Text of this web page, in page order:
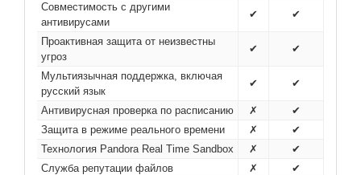
Совместимость с другими
антивирусами
✔ ✔
Проактивная защита от неизвестны
угроз
✔ ✔
Мультиязычная поддержка, включая
русский язык
✔ ✔
Антивирусная проверка по расписанию ✗
✔
Защита в режиме реального времени
✗
✔
Технология Pandora Real Time Sandbox
✗
✔
Служба репутации файлов
✗
✔